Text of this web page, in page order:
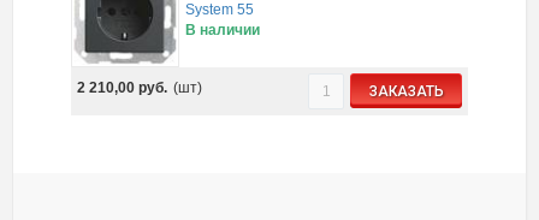
System 55
В наличии
2 210,00 руб. (шт) ЗАКАЗАТЬ